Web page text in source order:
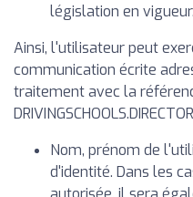
législation en vigueur.
Ainsi, l'utilisateur peut
communication écrite
traitement avec la
Nom, prénom de
d'identité. Dans les